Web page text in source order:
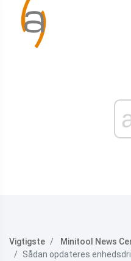
Vigtigste
Minitool News
Sådan opdateres